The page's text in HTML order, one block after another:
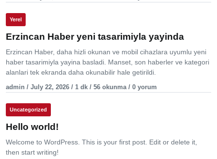
Yerel
Erzincan Haber yeni tasarimiyla yayinda
Erzincan Haber, daha hizli okunan ve mobil cihazlara uyumlu yeni
haber tasarimiyla yayina basladi. Manset, son haberler ve kategori
alanlari tek ekranda daha okunabilir hale getirildi.
admin / July 22, 2026 / 1 dk / 56 okunma / 0 yorum
Uncategorized
Hello world!
Welcome to WordPress. This is your first post. Edit or delete it,
then start writing!